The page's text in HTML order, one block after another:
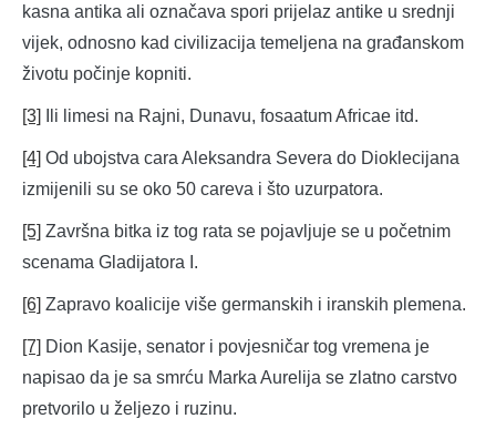
kasna antika ali označava spori prijelaz antike u srednji
vijek, odnosno kad civilizacija temeljena na građanskom
životu počinje kopniti.
[3] Ili limesi na Rajni, Dunavu, fosaatum Africae itd.
[4] Od ubojstva cara Aleksandra Severa do Dioklecijana
izmijenili su se oko 50 careva i što uzurpatora.
[5] Završna bitka iz tog rata se pojavljuje se u početnim
scenama Gladijatora I.
[6] Zapravo koalicije više germanskih i iranskih plemena.
[7] Dion Kasije, senator i povjesničar tog vremena je
napisao da je sa smrću Marka Aurelija se zlatno carstvo
pretvorilo u željezo i ruzinu.